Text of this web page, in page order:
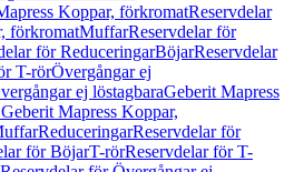
Koppar, förkromatReservdelar
förkromatMuffarReservdelar för
för ReduceringarBöjarReservdelar
T-rörÖvergångar ej
ej löstagbaraGeberit Mapress
Mapress Koppar,
ReduceringarReservdelar för
för BöjarT-rörReservdelar för T-